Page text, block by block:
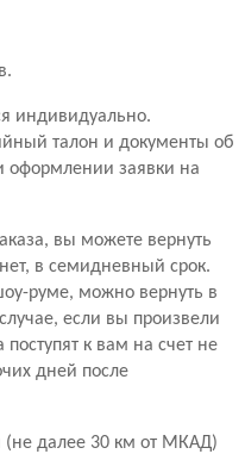
индивидуально.
талон и документы об
оформлении заявки на
вы можете вернуть
в семидневный срок.
руме, можно вернуть в
если вы произвели
к вам на счет не
дней после
далее 30 км от МКАД)